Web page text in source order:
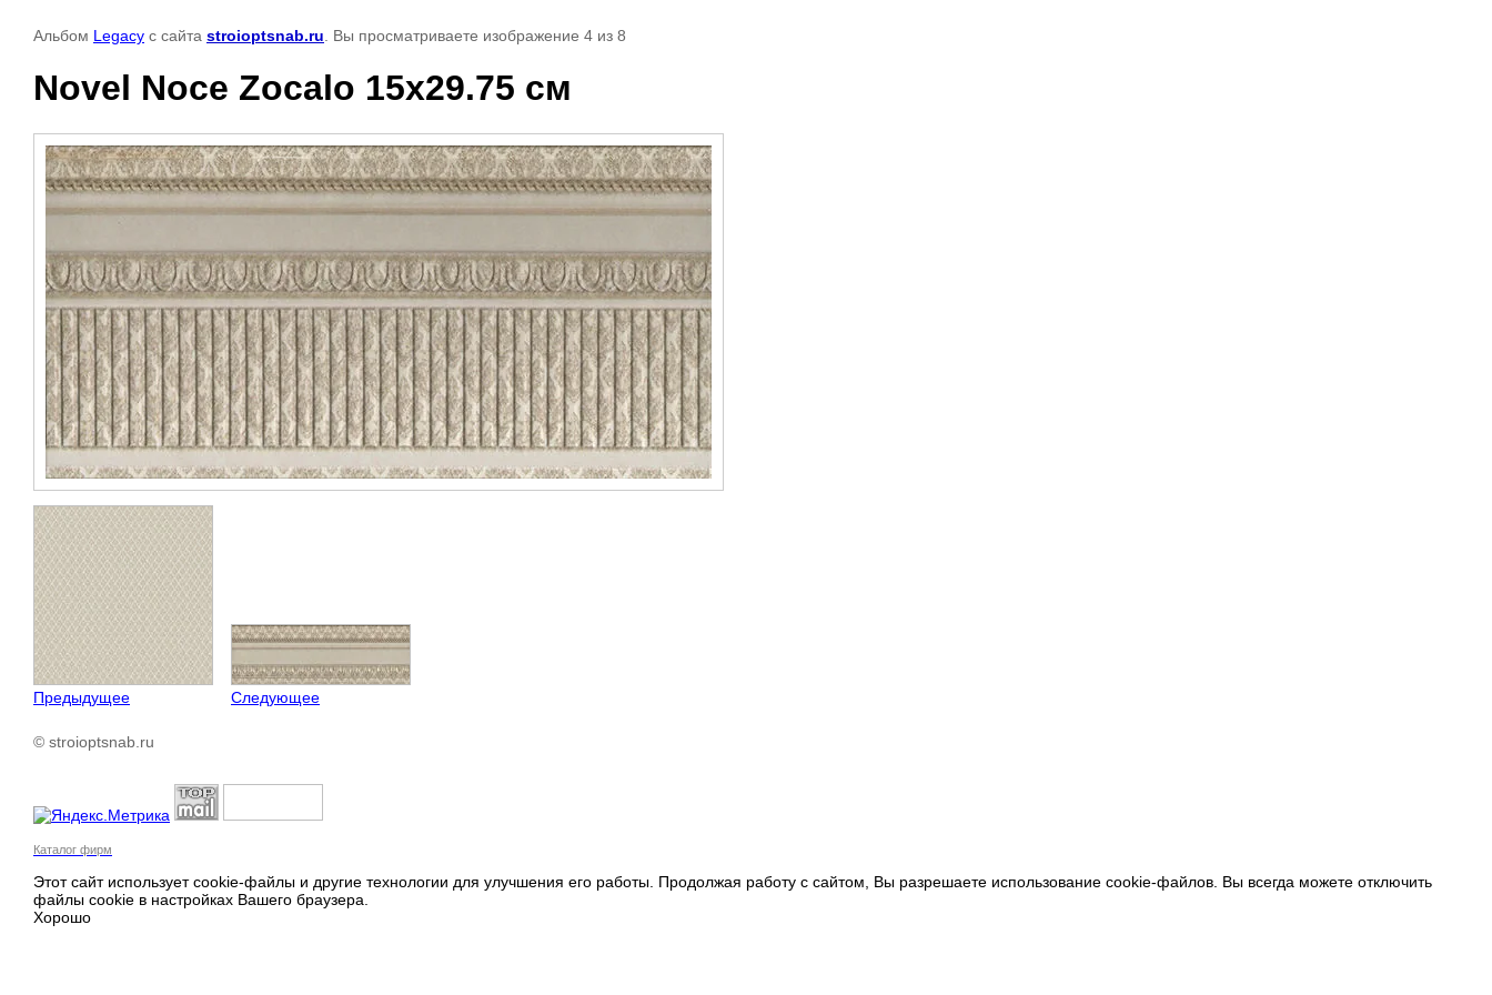
Альбом Legacy с сайта stroioptsnab.ru . Вы просматриваете изображение 4 из 8
Novel Noce Zocalo 15x29.75 см
Предыдущее Следующее
© stroioptsnab.ru
Каталог фирм
Этот сайт использует cookie-файлы и другие технологии для улучшения его работы. Продолжая работу с сайтом, Вы разрешаете использование cookie-файлов. Вы всегда можете отключить
файлы cookie в настройках Вашего браузера.
Хорошо